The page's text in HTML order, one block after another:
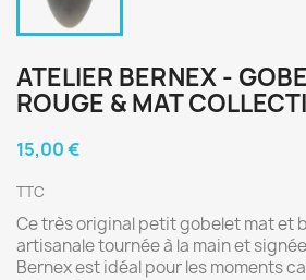
ATELIER BERNEX -
ROUGE & MAT
15,00 €
TTC
Ce très original petit gobelet mat et
artisanale tournée à la main et
Bernex est idéal pour les moments